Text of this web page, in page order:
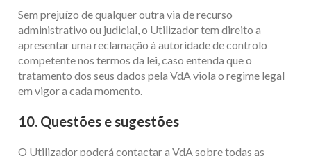
Sem prejuízo de qualquer outra via de recurso
administrativo ou judicial, o Utilizador tem direito a
apresentar uma reclamação à autoridade de controlo
competente nos termos da lei, caso entenda que o
tratamento dos seus dados pela VdA viola o regime legal
em vigor a cada momento.
10. Questões e sugestões
O Utilizador poderá contactar a VdA sobre todas as